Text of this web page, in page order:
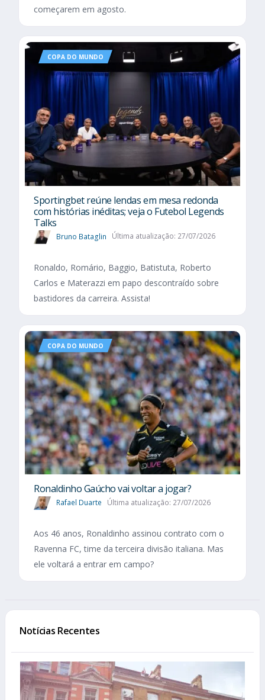
começarem em agosto.
COPA DO MUNDO
Sportingbet reúne lendas em mesa redonda
com histórias inéditas; veja o Futebol Legends
Talks
Bruno Bataglin Última atualização: 27/07/2026
Ronaldo, Romário, Baggio, Batistuta, Roberto
Carlos e Materazzi em papo descontraído sobre
bastidores da carreira. Assista!
COPA DO MUNDO
Ronaldinho Gaúcho vai voltar a jogar?
Rafael Duarte Última atualização: 27/07/2026
Aos 46 anos, Ronaldinho assinou contrato com o
Ravenna FC, time da terceira divisão italiana. Mas
ele voltará a entrar em campo?
Notícias Recentes